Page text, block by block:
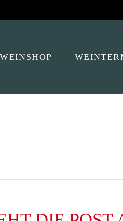
WEINSHOP